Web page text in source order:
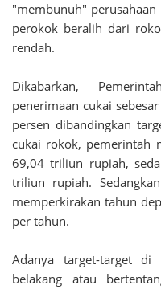
"membunuh"
perokok beralih dari
rendah.
Dikabarkan,
penerimaan cukai
persen dibandingkan
cukai rokok, pemerintah
69,04 triliun rupiah,
triliun rupiah.
memperkirakan tahun
per tahun.
Adanya target-target
belakang atau